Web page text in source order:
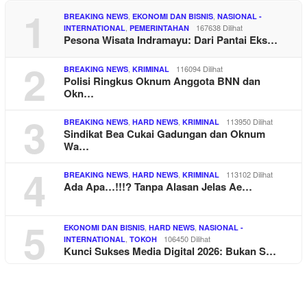
1 BREAKING NEWS EKONOMI DAN BISNIS NASIONAL -
INTERNATIONAL PEMERINTAHAN 167638 Dilihat
Pesona Wisata Indramayu: Dari Pantai Eks…
2 BREAKING NEWS KRIMINAL 116094 Dilihat
Polisi Ringkus Oknum Anggota BNN dan
Okn…
3 BREAKING NEWS HARD NEWS KRIMINAL 113950 Dilihat
Sindikat Bea Cukai Gadungan dan Oknum
Wa…
4 BREAKING NEWS HARD NEWS KRIMINAL 113102 Dilihat
Ada Apa…!!!? Tanpa Alasan Jelas Ae…
5 EKONOMI DAN BISNIS HARD NEWS NASIONAL -
INTERNATIONAL TOKOH 106450 Dilihat
Kunci Sukses Media Digital 2026: Bukan S…